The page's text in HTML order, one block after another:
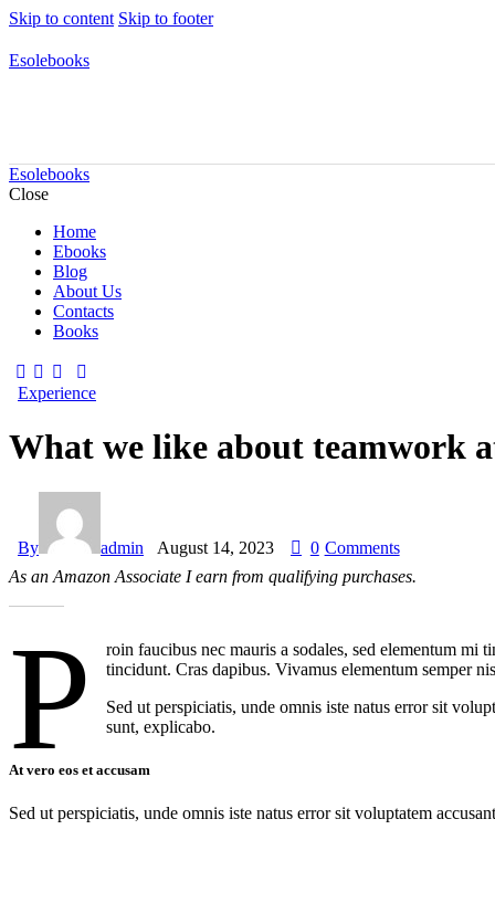
Skip to content Skip to footer
Esolebooks
Esolebooks
Close
Home
Ebooks
Blog
About Us
Contacts
Books
facebook-
twitter-
x
dribble-
new
instagram
Experience
What we like about teamwork
By admin August 14, 2023 0 Comments
As an Amazon Associate I earn from qualifying purchases.
P
roin faucibus nec mauris a sodales, sed elementum mi
tincidunt. Cras dapibus. Vivamus elementum semper
Sed ut perspiciatis, unde omnis iste natus error sit
sunt, explicabo.
At vero eos et accusam
Sed ut perspiciatis, unde omnis iste natus error sit voluptatem